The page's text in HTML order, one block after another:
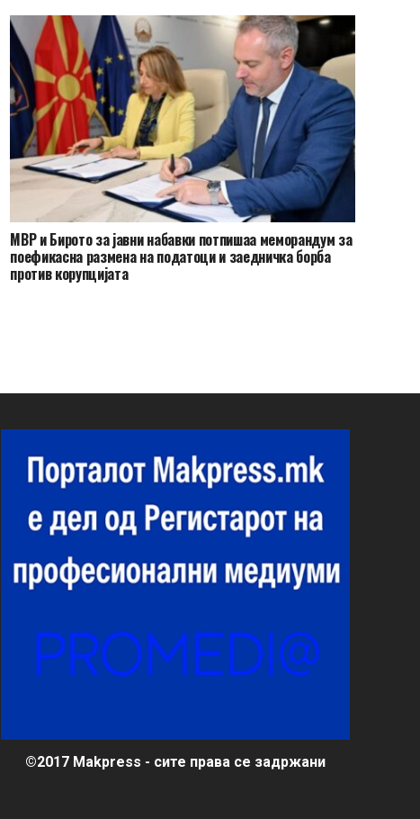
МВР и Бирото за јавни набавки потпишаа меморандум за
поефикасна размена на податоци и заедничка борба
против корупцијата
©2017 Makpress - сите права се задржани